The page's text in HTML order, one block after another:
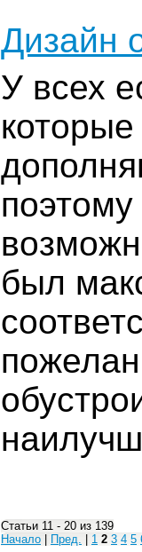
Дизайн
У всех
поэтому
был
Статьи 11 - 20 из 139
Начало
Пред. 1 2 3 4 5